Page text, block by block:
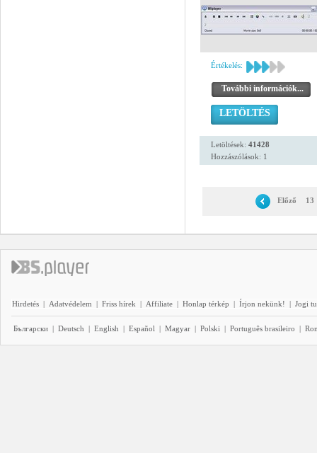
Értékelés:
További információk...
LETÖLTÉS
Letöltések: 41428
Hozzászólások: 1
Előző 13
Hirdetés | Adatvédelem | Friss hírek | Affiliate | Honlap térkép | Írjon nekünk! | Jogi
Български | Deutsch | English | Español | Magyar | Polski | Português brasileiro |